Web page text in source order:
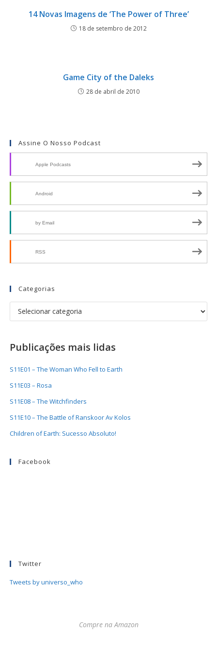
14 Novas Imagens de ‘The Power of Three’
18 de setembro de 2012
Game City of the Daleks
28 de abril de 2010
Assine O Nosso Podcast
Apple Podcasts
Android
by Email
RSS
Categorias
Publicações mais lidas
S11E01 – The Woman Who Fell to Earth
S11E03 – Rosa
S11E08 – The Witchfinders
S11E10 – The Battle of Ranskoor Av Kolos
Children of Earth: Sucesso Absoluto!
Facebook
Twitter
Tweets by universo_who
Compre na Amazon